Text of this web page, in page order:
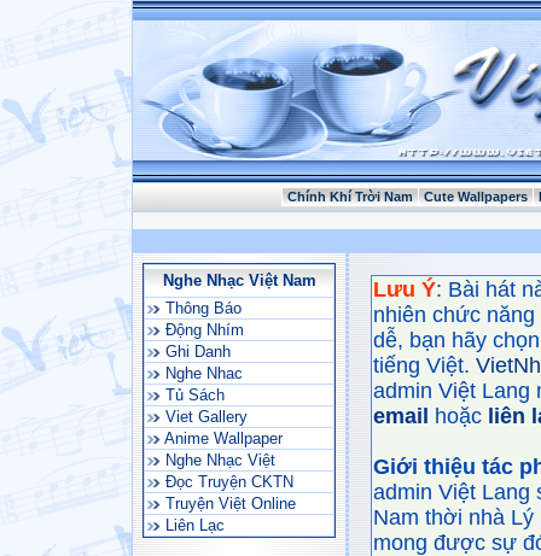
Chính Khí Trời Nam Cute Wallpapers
Nghe Nhạc Việt Nam
Thông Báo
Động Nhím
Ghi Danh
Nghe Nhac
Tủ Sách
Viet Gallery
Anime Wallpaper
Nghe Nhạc Việt
Đọc Truyện CKTN
Truyện Việt Online
Liên Lạc
Lưu Ý: Bài hát
nhiên chức
dễ, bạn hãy
tiếng Việt.
admin Việt Lang
email
hoặc liên
Giới thiệu tác
admin Việt Lang
Nam thời nhà
mong được sự